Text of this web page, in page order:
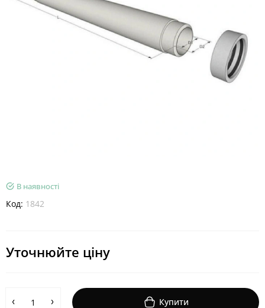
В наявності
Код: 1842
Уточнюйте ціну
Купити